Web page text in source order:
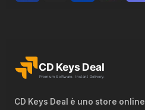
CD Keys Deal è uno store